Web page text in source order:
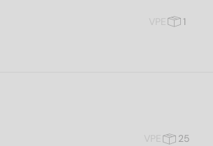
VPE
1
VPE
25